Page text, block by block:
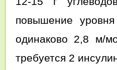
повышение
одинаково 2,8 м/
требуется 2